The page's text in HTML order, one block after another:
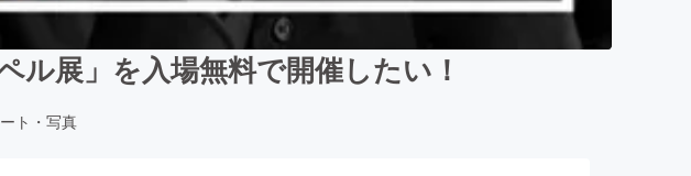
ル展」を入場無料で開催したい！
ト・写真